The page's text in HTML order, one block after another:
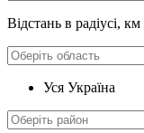
Відстань в радіусі, км
Уся Україна